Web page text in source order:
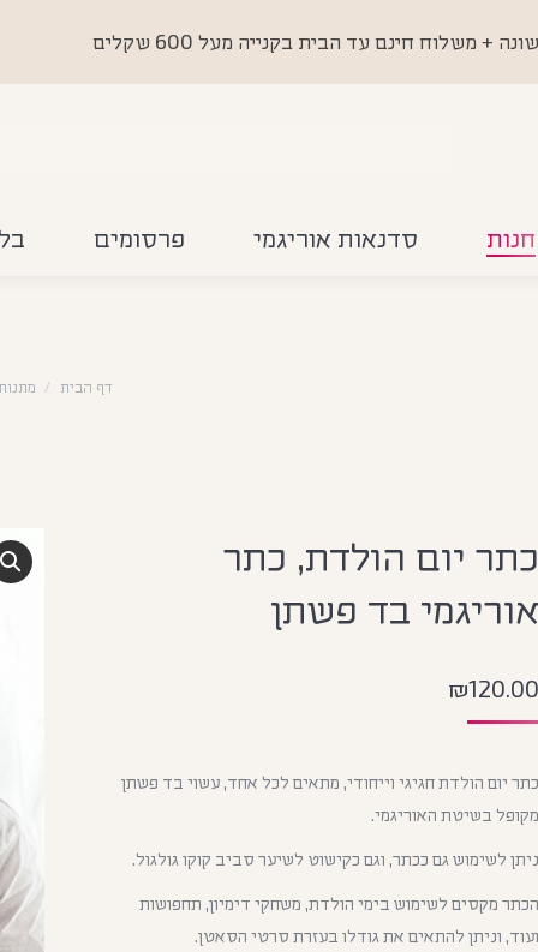
חנות סדנאות אוריגמי פרסומים
דף הבית
כתר יום הולדת, כתר
אוריגמי בד פשתן
₪120.00
כתר יום הולדת חגיגי וייחודי, מתאים לכל אחד, עשוי בד פשתן
מקופל בשיטת האוריגמי.
ניתן לשימוש גם ככתר, וגם כקישוט לשיער סביב קוקו גולגול.
הכתר מקסים לשימוש בימי הולדת, משחקי דימיון, תחפושות
ועוד, וניתן להתאים את גודלו בעזרת סרטי הסאטן.
משלוח חינם עד הבית בקנייה מעל 600 שקלים